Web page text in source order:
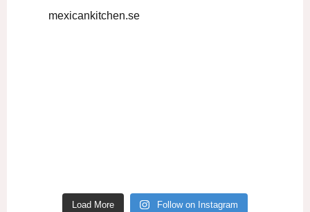
mexicankitchen.se
Load More Follow on Instagram